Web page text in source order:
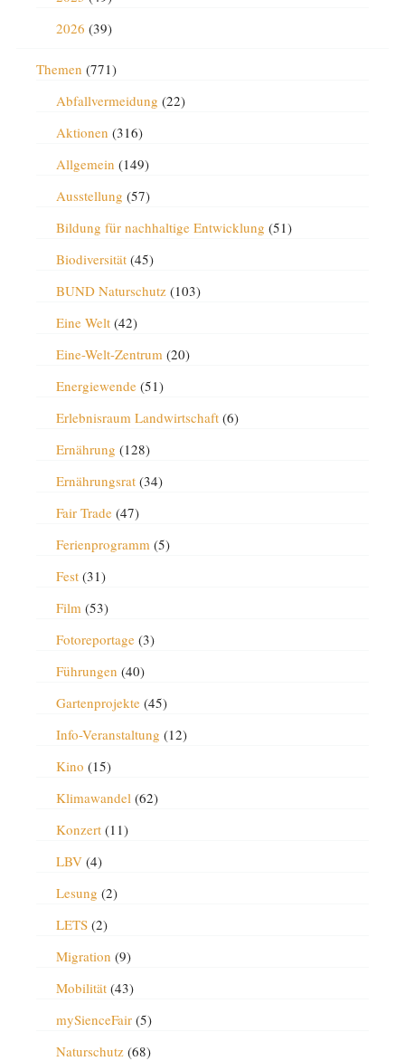
2026 (39)
Themen (771)
Abfallvermeidung (22)
Aktionen (316)
Allgemein (149)
Ausstellung (57)
Bildung für nachhaltige Entwicklung (51)
Biodiversität(45)
BUND Naturschutz(103)
Eine Welt(42)
Eine-Welt-Zentrum(20)
Energiewende(51)
Erlebnisraum Landwirtschaft(6)
Ernährung (128)
Ernährungsrat(34)
Fair Trade(47)
Ferienprogramm(5)
Fest(31)
Film(53)
Fotoreportage(3)
Führungen (40)
Gartenprojekte(45)
Info-Veranstaltung (12)
Kino (15)
Klimawandel(62)
Konzert(11)
LBV(4)
Lesung (2)
LETS(2)
Migration (9)
Mobilität(43)
mySienceFair(5)
Naturschutz(68)